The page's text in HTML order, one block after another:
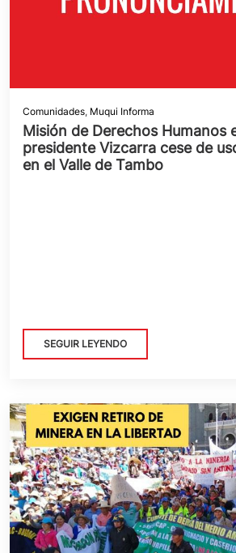
Comunidades, Muqui Informa
Misión de Derechos Humanos
presidente Vizcarra cese de
en el Valle de Tambo
SEGUIR LEYENDO